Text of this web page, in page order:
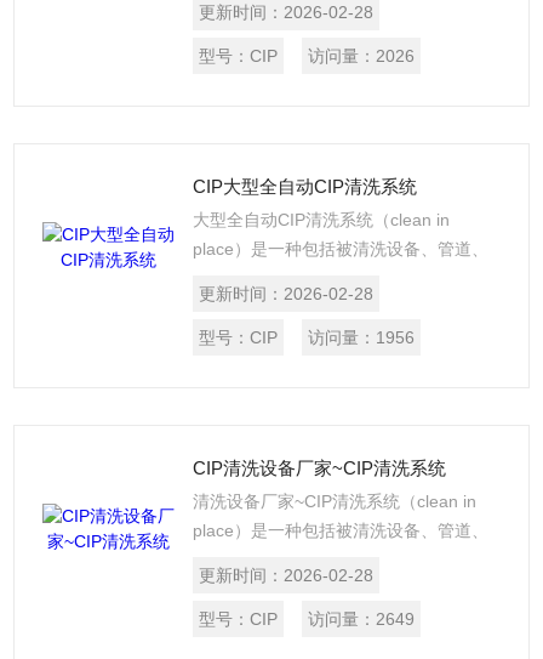
方式。CIP清洗机有自动控制和手动监控
两种，能在不拆卸不挪动设备管线的情况
更新时间： 2026-02-28
型号： CIP 访问量： 2026
CIP大型全自动CIP清洗系统
大型全自动CIP清洗系统（clean in
place）是一种包括被清洗设备、管道、
方式。CIP清洗机有自动控制和手动监控
两种，能在不拆卸不挪动设备管线的情况
更新时间： 2026-02-28
型号： CIP 访问量： 1956
CIP清洗设备厂家~CIP清洗系统
清洗设备厂家~CIP清洗系统（clean in
place）是一种包括被清洗设备、管道、
方式。CIP清洗机有自动控制和手动监控
两种，能在不拆卸不挪动设备管线的情况
更新时间： 2026-02-28
型号： CIP 访问量： 2649